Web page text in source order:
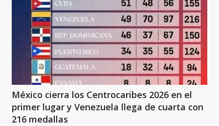
México cierra los Centrocaribes 2026 en el
primer lugar y Venezuela llega de cuarta con
216 medallas